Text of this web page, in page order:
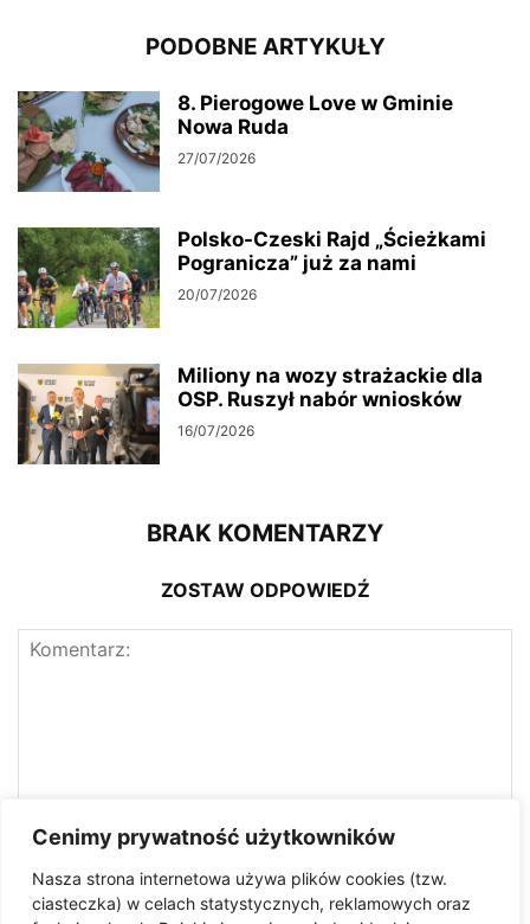
Cenimy prywatność użytkowników
Nasza strona internetowa używa plików cookies (tzw.
ciasteczka) w celach statystycznych, reklamowych oraz
PODOBNE ARTYKUŁY
8. Pierogowe Love w Gminie
Nowa Ruda
27/07/2026
Polsko-Czeski Rajd „Ścieżkami
Pogranicza” już za nami
20/07/2026
Miliony na wozy strażackie dla
OSP. Ruszył nabór wniosków
16/07/2026
BRAK KOMENTARZY
ZOSTAW ODPOWIEDŹ